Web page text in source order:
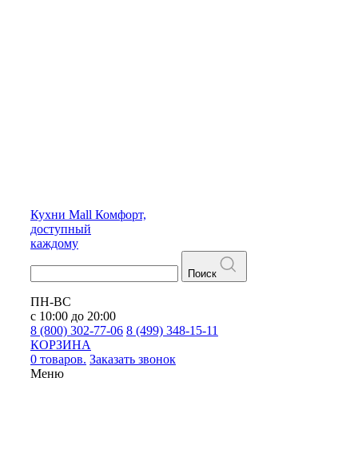
Кухни Mall Комфорт,
доступный
каждому
Поиск
ПН-ВС
с 10:00 до 20:00
8 (800) 302-77-06 8 (499) 348-15-11
КОРЗИНА
0 товаров. Заказать звонок
Меню